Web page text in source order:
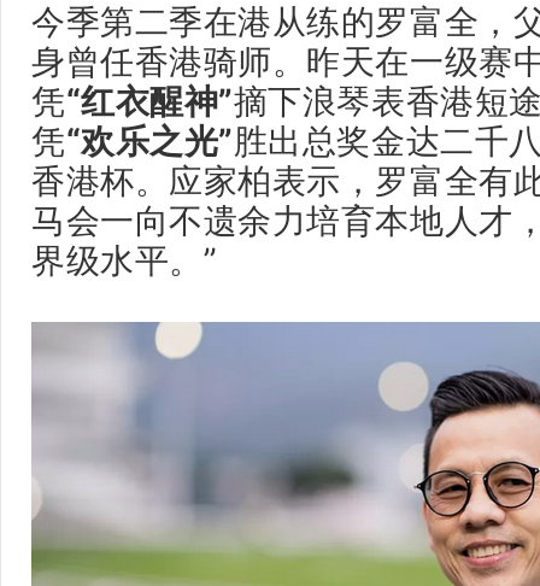
今季第二季在港从练的罗富全，
身曾任香港骑师。昨天在一级赛
凭“红衣醒神”摘下浪琴表香港短
凭“欢乐之光”胜出总奖金达二千
香港杯。应家柏表示，罗富全有
马会一向不遗余力培育本地人才
界级水平。”